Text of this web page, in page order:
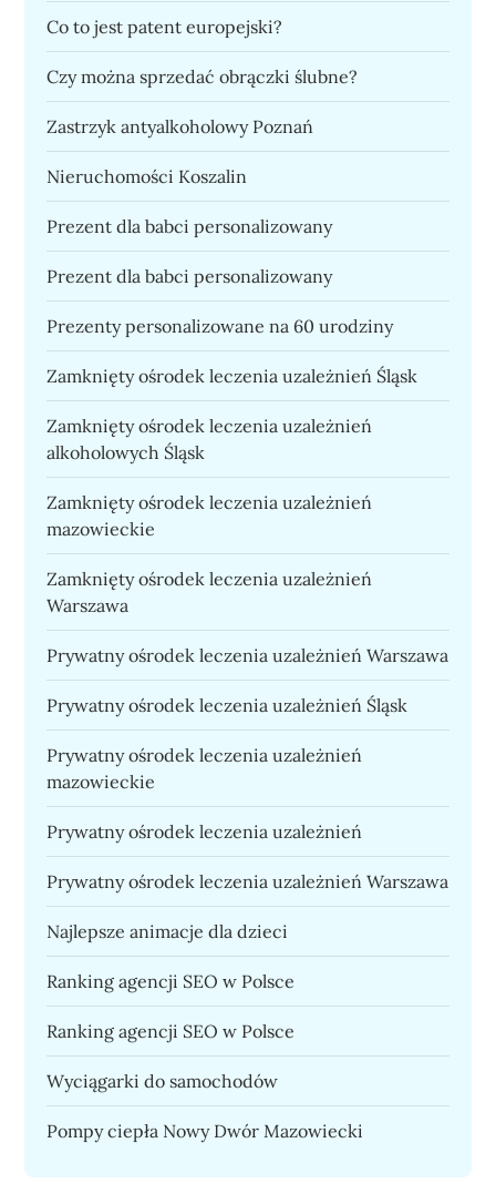
Co to jest patent europejski?
Czy można sprzedać obrączki ślubne?
Zastrzyk antyalkoholowy Poznań
Nieruchomości Koszalin
Prezent dla babci personalizowany
Prezent dla babci personalizowany
Prezenty personalizowane na 60 urodziny
Zamknięty ośrodek leczenia uzależnień Śląsk
Zamknięty ośrodek leczenia uzależnień
alkoholowych Śląsk
Zamknięty ośrodek leczenia uzależnień
mazowieckie
Zamknięty ośrodek leczenia uzależnień
Warszawa
Prywatny ośrodek leczenia uzależnień Warszawa
Prywatny ośrodek leczenia uzależnień Śląsk
Prywatny ośrodek leczenia uzależnień
mazowieckie
Prywatny ośrodek leczenia uzależnień
Prywatny ośrodek leczenia uzależnień Warszawa
Najlepsze animacje dla dzieci
Ranking agencji SEO w Polsce
Ranking agencji SEO w Polsce
Wyciągarki do samochodów
Pompy ciepła Nowy Dwór Mazowiecki